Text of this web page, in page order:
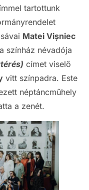
tartottunk
Matei Vișniec
színház névadója
címet viselő
vitt színpadra. Este
néptáncműhely
a zenét.